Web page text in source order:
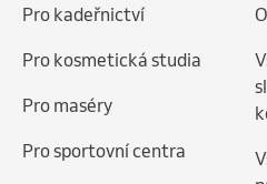
Pro kadeřnictví
Pro kosmetická studia
Pro maséry
Pro sportovní centra